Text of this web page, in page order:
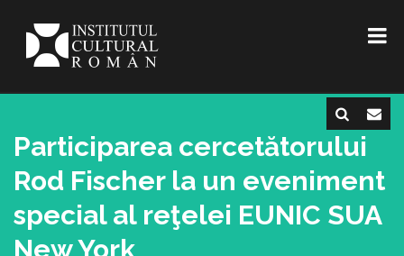
Participarea cercetătorului
Rod Fischer la un eveniment
special al reţelei EUNIC SUA
New York